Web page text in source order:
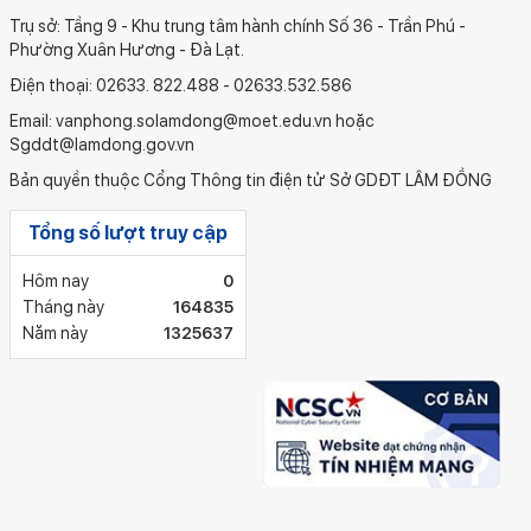
Trụ sở: Tầng 9 - Khu trung tâm hành chính Số 36 - Trần Phú -
Phường Xuân Hương - Đà Lạt.
Điện thoại: 02633. 822.488 - 02633.532.586
Email: vanphong.solamdong@moet.edu.vn hoặc
Sgddt@lamdong.gov.vn
Bản quyền thuộc Cổng Thông tin điện tử Sở GDĐT LÂM ĐỒNG
Tổng số lượt truy cập
Hôm nay
0
Tháng này
164835
Năm này
1325637